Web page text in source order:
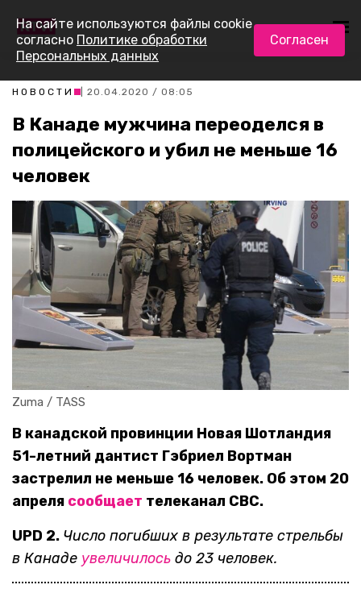
НОВОСТИ | 20.04.2020 / 08:05
В Канаде мужчина переоделся в
полицейского и убил не меньше 16
человек
Zuma / TASS
В канадской провинции Новая Шотландия
51-летний дантист Гэбриел Вортман
застрелил не меньше 16 человек. Об этом 20
апреля сообщает телеканал CBC.
UPD 2. Число погибших в результате стрельбы
в Канаде увеличилось до 23 человек.
На сайте используются файлы cookie
согласно Политике обработки
Персональных данных
Согласен